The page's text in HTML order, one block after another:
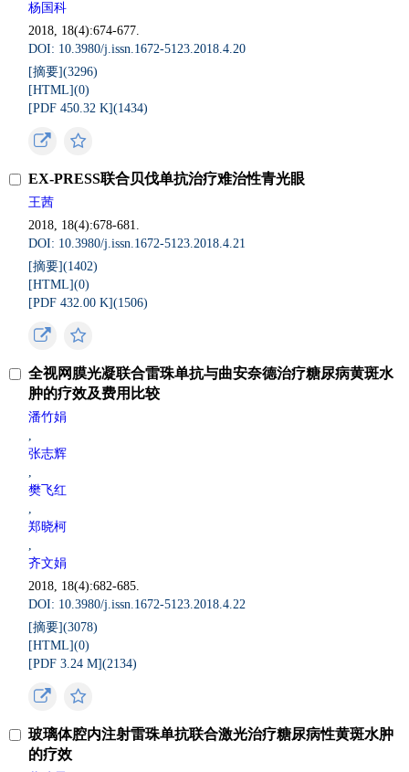
杨国科
2018, 18(4):674-677.
DOI: 10.3980/j.issn.1672-5123.2018.4.20
[摘要](3296)
[HTML](0)
[PDF 450.32 K](1434)
EX-PRESS联合贝伐单抗治疗难治性青光眼
王茜
2018, 18(4):678-681.
DOI: 10.3980/j.issn.1672-5123.2018.4.21
[摘要](1402)
[HTML](0)
[PDF 432.00 K](1506)
全视网膜光凝联合雷珠单抗与曲安奈德治疗糖尿病黄斑水
肿的疗效及费用比较
潘竹娟
,
张志辉
,
樊飞红
,
郑晓柯
,
齐文娟
2018, 18(4):682-685.
DOI: 10.3980/j.issn.1672-5123.2018.4.22
[摘要](3078)
[HTML](0)
[PDF 3.24 M](2134)
玻璃体腔内注射雷珠单抗联合激光治疗糖尿病性黄斑水肿
的疗效